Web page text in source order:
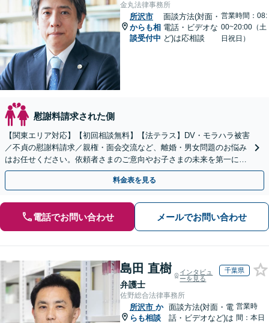
金丸法律事務所
所沢市
からも相
談受付中
面談方法(対面・
電話・ビデオな
ど)は応相談
営業時間：08:
00~20:00（土
日祝日）
慰謝料請求された側
【関東エリア対応】【初回相談無料】【法テラス】DV・モラハラ被害
／不貞の慰謝料請求／親権・面会交流など、離婚・男女問題のお悩み
はお任せください。依頼者さまのご意向やお子さまの未来を第一に、
最善の解決へ向けてサポートいたします【子連れ相談】
料金表を見る
電話でお問い合わせ メールでお問い合わせ
島田 直樹
弁護士
インタビュ
ーを見る
千葉県
佐野総合法律事務所
所沢市 か
らも相談
面談方法(対面・電
話・ビデオなど)は
営業時
間：本日